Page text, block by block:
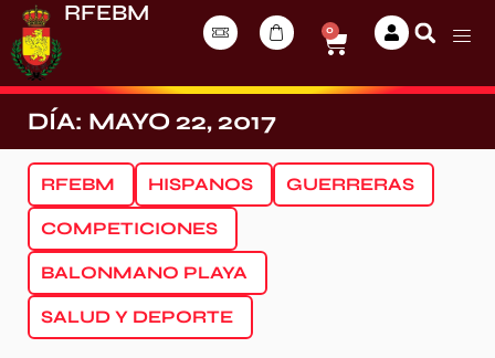
RFEBM
0
DÍA: MAYO 22, 2017
RFEBM HISPANOS GUERRERAS
COMPETICIONES
BALONMANO PLAYA
SALUD Y DEPORTE